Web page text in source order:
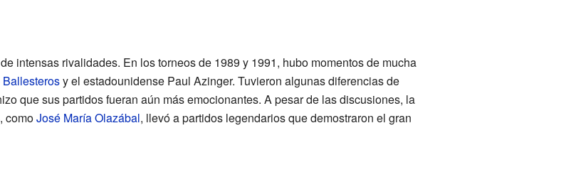
intensas rivalidades. En los torneos de 1989 y 1991, hubo momentos de mucha
y el estadounidense Paul Azinger. Tuvieron algunas diferencias de
que sus partidos fueran aún más emocionantes. A pesar de las discusiones, la
comoJosé María Olazábal, llevó a partidos legendarios que demostraron el gran